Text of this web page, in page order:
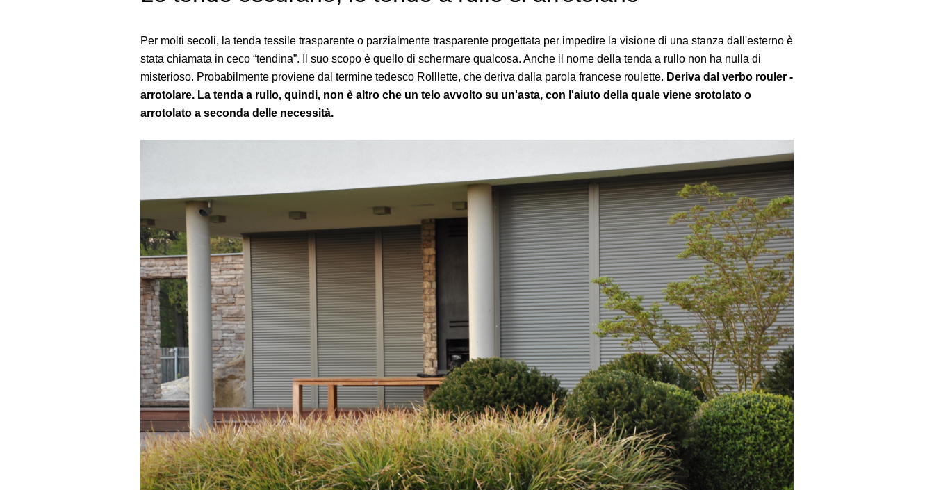
Per molti secoli, la tenda tessile trasparente o parzialmente trasparente progettata per impedire la visione di una stanza dall'esterno è
stata chiamata in ceco “tendina”. Il suo scopo è quello di schermare qualcosa. Anche il nome della tenda a rullo non ha nulla di
misterioso. Probabilmente proviene dal termine tedesco Rolllette, che deriva dalla parola francese roulette. Deriva dal verbo rouler -
arrotolare. La tenda a rullo, quindi, non è altro che un telo avvolto su un'asta, con l'aiuto della quale viene srotolato o
arrotolato a seconda delle necessità.